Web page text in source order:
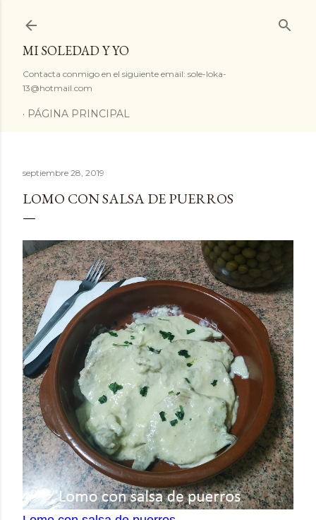
MI SOLEDAD Y YO
Contacta conmigo en el siguiente email: sole-loka-
13@hotmail.com
PÁGINA PRINCIPAL
septiembre 28, 2019
LOMO CON SALSA DE PUERROS